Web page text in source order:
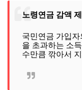
노령연금 감액
국민연금 가입
을 초과하는 소
수만큼 깎아서